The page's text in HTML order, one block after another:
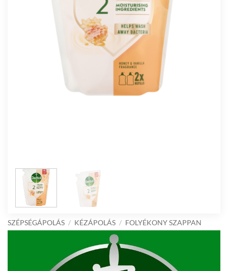
SZÉPSÉGÁPOLÁS / KÉZÁPOLÁS / FOLYÉKONY SZAPPAN